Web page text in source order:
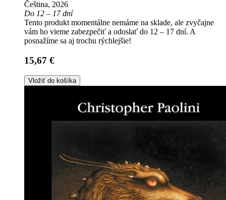
Čeština, 2026
Do 12 – 17 dní
Tento produkt momentálne nemáme na sklade, ale zvyčajne
vám ho vieme zabezpečiť a odoslať do 12 – 17 dní. A
posnažíme sa aj trochu rýchlejšie!
15,67 €
Vložiť do košíka